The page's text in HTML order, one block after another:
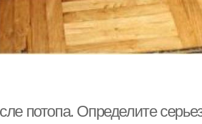
потопа. Определите